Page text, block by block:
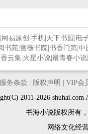
网易原创 手机 天下书盟 电
书苑 蔷薇书院 书香门第 中
云集 火星小说 最青春小
服务条款 版权声明
VIP会
2011-2026
书海小说版权所有
网络文化经